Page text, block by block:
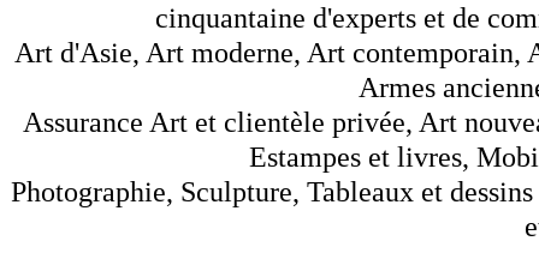
cinquantaine d'experts et de
Art d'Asie, Art moderne, Art contemporain,
Armes
Assurance Art et clientèle privée, Art
Estampes et livres,
Photographie, Sculpture, Tableaux et